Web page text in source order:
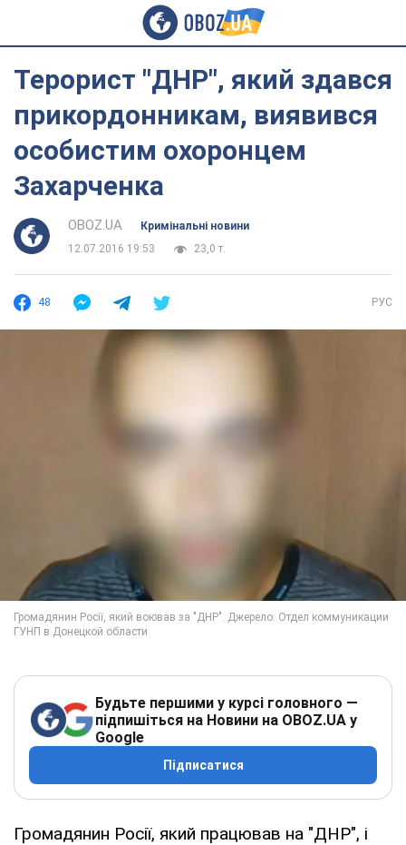
Терорист "ДНР", який здався
прикордонникам, виявився
особистим охоронцем
Захарченка
OBOZ.UA
Кримінальні новини
12.07.2016 19:53
23,0 т.
48 РУС
Будьте першими у курсі головного —
підпишіться на Новини на OBOZ.UA у
Google
Підписатися
Громадянин Росії, який працював на "ДНР", і